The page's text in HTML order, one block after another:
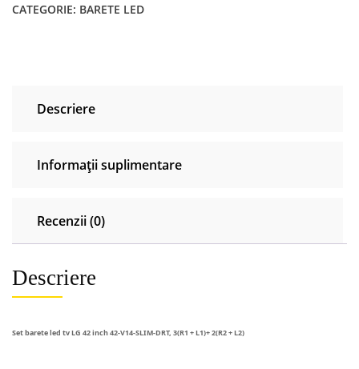
tv
6916L-
1684A
1685B
CATEGORIE: BARETE LED
Descriere
Informații suplimentare
Recenzii (0)
Descriere
Set barete led tv LG 42 inch 42-V14-SLIM-DRT, 3(R1 + L1)+ 2(R2 + L2)